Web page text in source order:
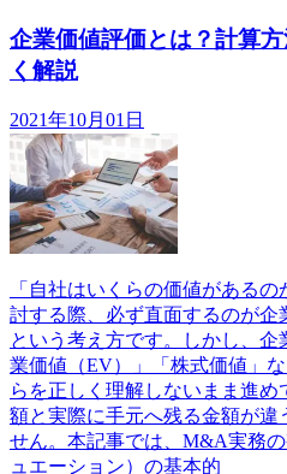
企業価値評価とは？計算
く解説
2021年10月01日
「自社はいくらの価値がある
討する際、必ず直面するのが企
という考え方です。しかし、
業価値（EV）」「株式価値」
らを正しく理解しないまま進
額と実際に手元へ残る金額が違
せん。本記事では、M&A実務
ュエーション）の基本的